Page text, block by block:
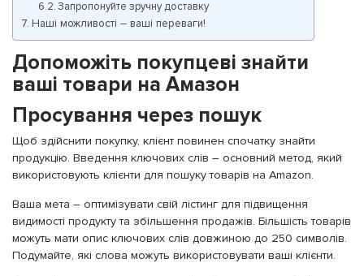
Запропонуйте зручну доставку
Наші можливості – ваші переваги!
Допоможіть покупцеві знайти
ваші товари на Амазон
Просування через пошук
Щоб здійснити покупку, клієнт повинен спочатку знайти
продукцію. Введення ключових слів – основний метод, який
використовують клієнти для пошуку товарів на Amazon.
Ваша мета – оптимізувати свій лістинг для підвищення
видимості продукту та збільшення продажів. Більшість товарів
можуть мати опис ключових слів довжиною до 250 символів.
Подумайте, які слова можуть використовувати ваші клієнти.